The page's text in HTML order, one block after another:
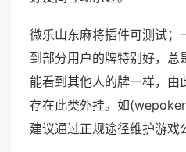
微乐山东麻将插件可测试；
到部分用户的牌特别好，总
能看到其他人的牌一样，由
存在此类外挂。如
建议通过正规途径维护游戏